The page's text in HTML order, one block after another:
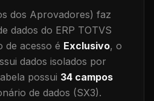
dos Aprovadores) faz
dados do ERP TOTVS
de acesso é Exclusivo, o
dados isolados por
possui 34 campos
de dados (SX3).